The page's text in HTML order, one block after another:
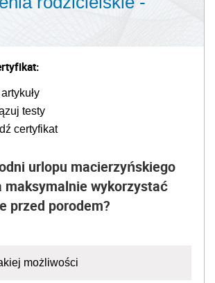
testy
certyfikat
urlopu macierzyńskiego
maksymalnie wykorzystać
przed porodem?
możliwości